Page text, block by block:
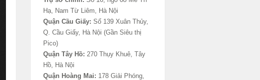
Hạ, Nam Từ Liêm, Hà Nội
Quận Cầu Giấy: Số 139 Xuân Thủy,
Q. Cầu Giấy, Hà Nội (Gần Siêu thị
Pico)
Quận Tây Hồ: 270 Thụy Khuê, Tây
Hồ, Hà Nội
Quận Hoàng Mai: 178 Giải Phóng,